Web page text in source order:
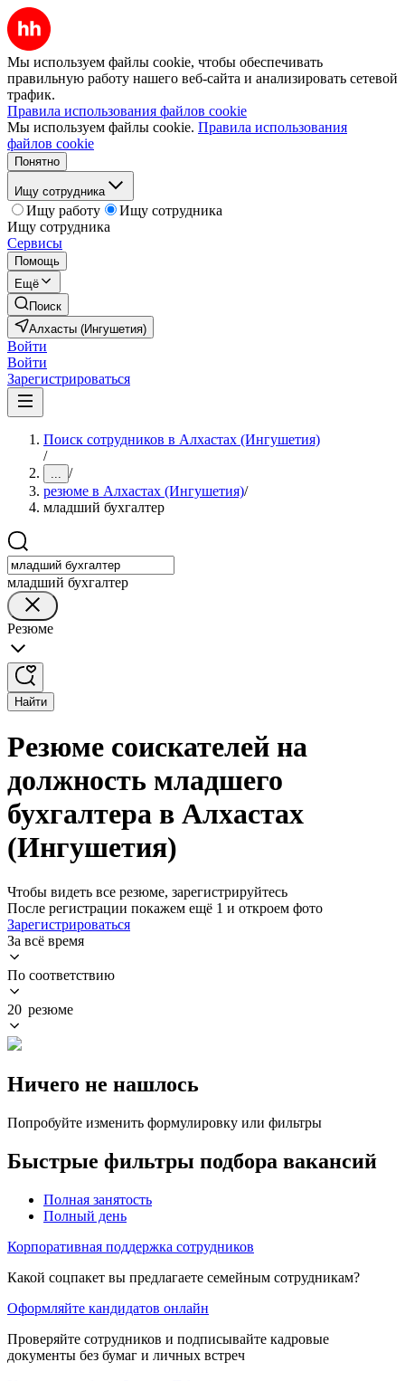
Мы используем файлы cookie, чтобы обеспечивать
правильную работу нашего веб-сайта и анализировать сетевой
трафик.
Правила использования файлов cookie
Мы используем файлы cookie. Правила использования
файлов cookie
Понятно
Ищу сотрудника
Ищу работу
Ищу сотрудника
Ищу сотрудника
Сервисы
Помощь
Ещё
Поиск
Алхасты (Ингушетия)
Войти
Войти
Зарегистрироваться
Поиск сотрудников в Алхастах (Ингушетия)
/
... /
резюме в Алхастах (Ингушетия)/
младший бухгалтер
младший бухгалтер
Резюме
Найти
Резюме соискателей на
должность младшего
бухгалтера в Алхастах
(Ингушетия)
Чтобы видеть все резюме, зарегистрируйтесь
После регистрации покажем ещё 1 и откроем фото
Зарегистрироваться
За всё время
По соответствию
20 резюме
Ничего не нашлось
Попробуйте изменить формулировку или фильтры
Быстрые фильтры подбора вакансий
Полная занятость
Полный день
Корпоративная поддержка сотрудников
Какой соцпакет вы предлагаете семейным сотрудникам?
Оформляйте кандидатов онлайн
Проверяйте сотрудников и подписывайте кадровые
документы без бумаг и личных встреч